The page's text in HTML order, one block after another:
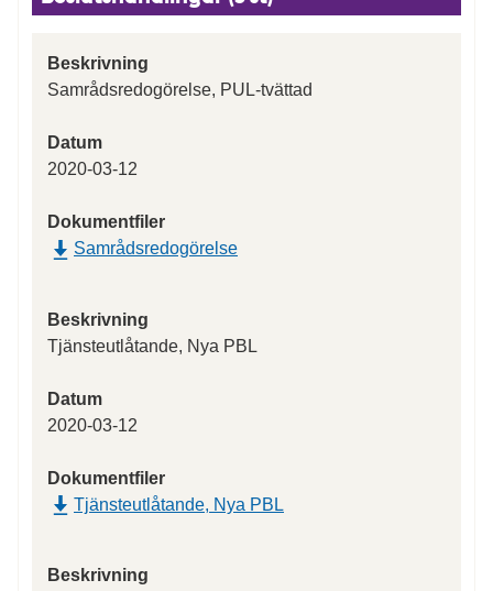
Beskrivning
Samrådsredogörelse, PUL-tvättad
Datum
2020-03-12
Dokumentfiler
Samrådsredogörelse
Beskrivning
Tjänsteutlåtande, Nya PBL
Datum
2020-03-12
Dokumentfiler
Tjänsteutlåtande, Nya PBL
Beskrivning